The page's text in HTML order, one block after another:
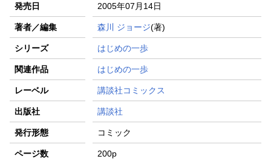
発売日 2005年07月14日
著者／編集 森川 ジョージ(著)
シリーズ はじめの一歩
関連作品 はじめの一歩
レーベル 講談社コミックス
出版社 講談社
発行形態 コミック
ページ数 200p